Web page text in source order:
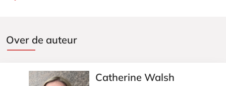
Over de auteur
Catherine Walsh